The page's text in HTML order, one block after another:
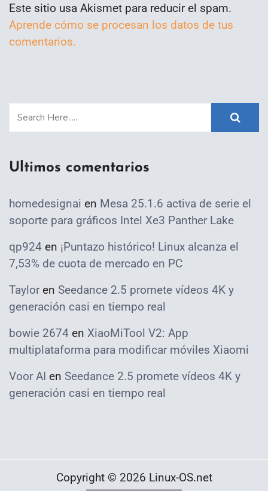
Este sitio usa Akismet para reducir el spam.
Aprende cómo se procesan los datos de tus
comentarios.
Ultimos comentarios
homedesignai en Mesa 25.1.6 activa de serie el
soporte para gráficos Intel Xe3 Panther Lake
qp924 en ¡Puntazo histórico! Linux alcanza el
7,53% de cuota de mercado en PC
Taylor en Seedance 2.5 promete vídeos 4K y
generación casi en tiempo real
bowie 2674 en XiaoMiTool V2: App
multiplataforma para modificar móviles Xiaomi
Voor AI en Seedance 2.5 promete vídeos 4K y
generación casi en tiempo real
Copyright © 2026 Linux-OS.net